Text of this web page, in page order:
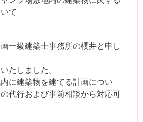
て
一級建築士事務所の櫻井と申し
たしました。
に建築物を建てる計画につい
代行および事前相談から対応可